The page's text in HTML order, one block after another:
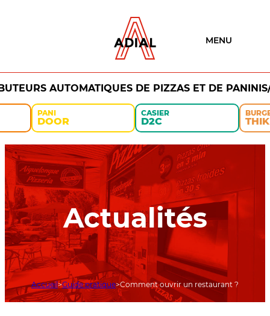
MENU
AUTOMATIQUES DE PIZZAS ET DE
PANI
DOOR
CASIER
D2C THIK
Actualités
Accueil Guide pratique Comment ouvrir un restaurant ?